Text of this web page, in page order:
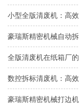
小型全版清废机：高
豪瑞斯精密机械自动
全版清废机在纸箱厂
数控拆标清废机：高
豪瑞斯精密机械打边